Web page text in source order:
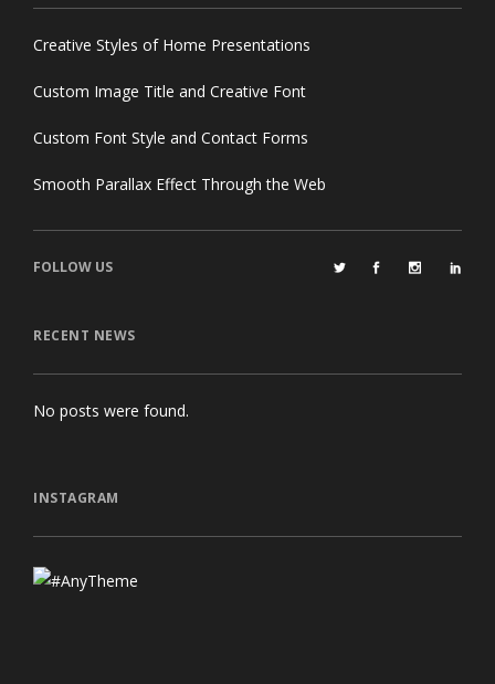
Creative Styles of Home Presentations
Custom Image Title and Creative Font
Custom Font Style and Contact Forms
Smooth Parallax Effect Through the Web
FOLLOW US
RECENT NEWS
No posts were found.
INSTAGRAM